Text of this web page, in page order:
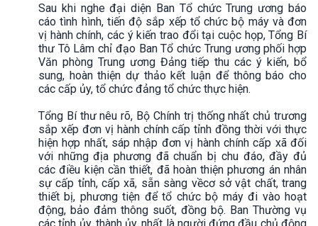
Sau khi nghe đại diện Ban Tổ chức Trung ương báo
cáo tình hình, tiến độ sắp xếp tổ chức bộ máy và đơn
vị hành chính, các ý kiến trao đổi tại cuộc họp, Tổng Bí
thư Tô Lâm chỉ đạo Ban Tổ chức Trung ương phối hợp
Văn phòng Trung ương Đảng tiếp thu các ý kiến, bổ
sung, hoàn thiện dự thảo kết luận để thông báo cho
các cấp ủy, tổ chức đảng tổ chức thực hiện.
Tổng Bí thư nêu rõ, Bộ Chính trị thống nhất chủ trương
sắp xếp đơn vị hành chính cấp tỉnh đồng thời với thực
hiện hợp nhất, sáp nhập đơn vị hành chính cấp xã đối
với những địa phương đã chuẩn bị chu đáo, đầy đủ
các điều kiện cần thiết, đã hoàn thiện phương án nhân
sự cấp tỉnh, cấp xã, sẵn sàng vềcơ sở vật chất, trang
thiết bị, phương tiện để tổ chức bộ máy đi vào hoạt
động, bảo đảm thông suốt, đồng bộ. Ban Thường vụ
các tỉnh ủy, thành ủy, nhất là người đứng đầu chủ động